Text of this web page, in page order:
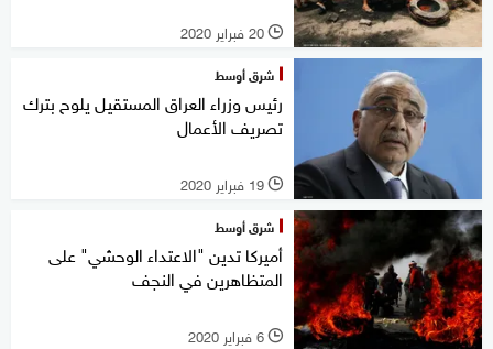
l 20 فبراير 2020
شرق أوسط
رئيس وزراء العراق المستقيل يلوح بترك
تصريف الأعمال
l 19 فبراير 2020
شرق أوسط
أميركا تدين "الاعتداء الوحشي" على
المتظاهرين في النجف
l 6 فبراير 2020